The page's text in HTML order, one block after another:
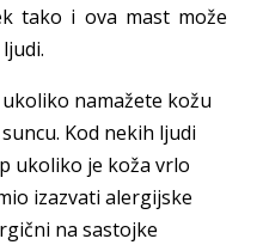
tako i ova mast može
namažete kožu
Kod nekih ljudi
ukoliko je koža vrlo
izazvati alergijske
na sastojke